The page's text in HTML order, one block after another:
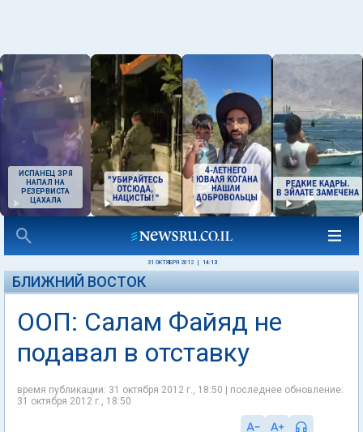
ИСПАНЕЦ ЗРЯ
НАПАЛ НА
РЕЗЕРВИСТА
ЦАХАЛА
31 ОКТЯБРЯ 2012 14:13
БЛИЖНИЙ ВОСТОК
ООП: Салам Файяд не
подавал в отставку
время публикации: 31 октября 2012 г., 18:50 | последнее обновление:
31 октября 2012 г., 18:50